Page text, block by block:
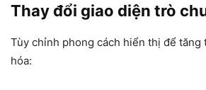
Thay đổi giao diện trò
Tùy chỉnh phong cách hiển thị để tăng
hóa: